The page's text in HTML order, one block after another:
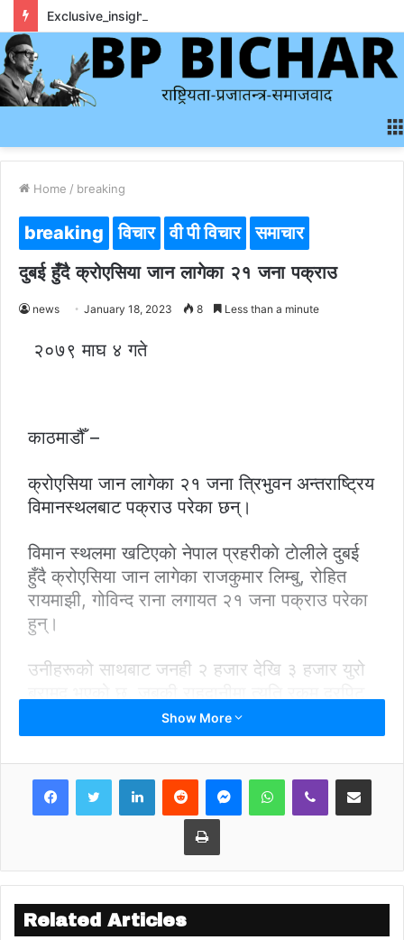
Home / breaking
breaking विचार वी पी विचार समाचार
दुबई हुँदै क्रोएसिया जान लागेका २१ जना पक्राउ
news January 18, 2023 8 Less than a minute
२०७९ माघ ४ गते
काठमाडौँ –
क्रोएसिया जान लागेका २१ जना त्रिभुवन अन्तराष्ट्रिय
विमानस्थलबाट पक्राउ परेका छन्।
विमान स्थलमा खटिएकाे नेपाल प्रहरीकाे टाेलीले दुबई
हुँदै क्रोएसिया जान लागेका राजकुमार लिम्बु, रोहित
रायमाझी, गोविन्द राना लगायत २१ जना पक्राउ परेका
हुन्।
उनीहरूको साथबाट जनही २ हजार देखि ३ हजार युरो
सोधपुछका क्रममा पदमबहादुर विश्वकर्माले पठाएको
बयान दिएपछि प्रहरीले उनलाई पनि विमानस्थालको गेट
बाहिर पक्राउ गरेको छ। उनको साथबाट १ लाख २०
हजार रुपैयाँ बरामद भएको छ।
राजश्व अनुसन्धान विभाग पठाइएको प्रहरीले जनाएको
छ।
Show More
LinkedInReddit MessengerWhatsAppViber Share via Email
Print
Related Articles